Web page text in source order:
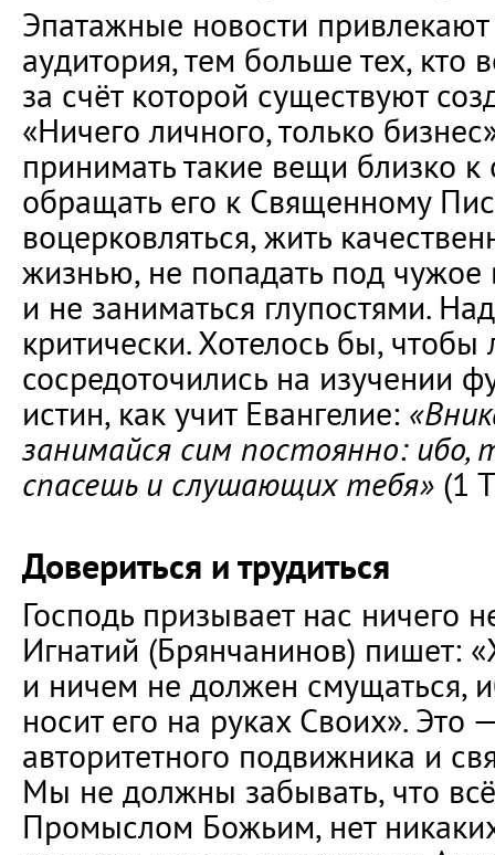
Эпатажные новости
аудитория, тем больше тех, кто
за счёт которой существуют
«Ничего личного, только
принимать такие вещи близко к
обращать его к Священному
воцерковляться, жить
жизнью, не попадать под чужое
и не заниматься глупостями.
критически. Хотелось бы,
сосредоточились на изучении
истин, как учит Евангелие:
занимайся сим постоянно: ибо,
спасешь и слушающих тебя» (1
Довериться и трудиться
Господь призывает нас ничего
Игнатий (Брянчанинов) пишет:
и ничем не должен смущаться,
носит его на руках Своих». Это
авторитетного подвижника и
Мы не должны забывать, что
Промыслом Божьим, нет